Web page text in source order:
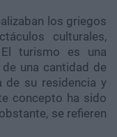
los griegos
culturales,
turismo es una
una cantidad de
de su residencia y
concepto ha sido
se refieren